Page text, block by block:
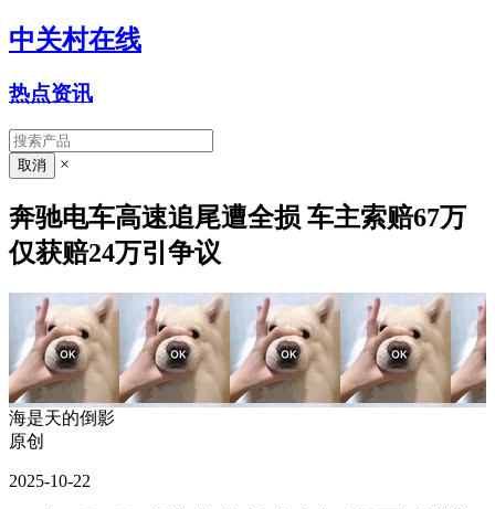
中关村在线
热点资讯
×
奔驰电车高速追尾遭全损 车主索赔67万
仅获赔24万引争议
海是天的倒影
原创
2025-10-22